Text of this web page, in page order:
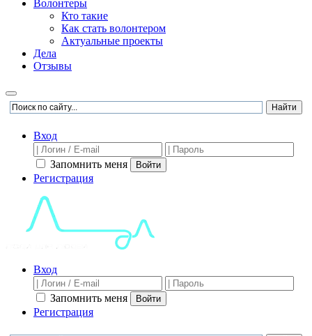
Волонтеры
Кто такие
Как стать волонтером
Актуальные проекты
Дела
Отзывы
Вход
Запомнить меня Войти
Регистрация
Вход
Запомнить меня Войти
Регистрация